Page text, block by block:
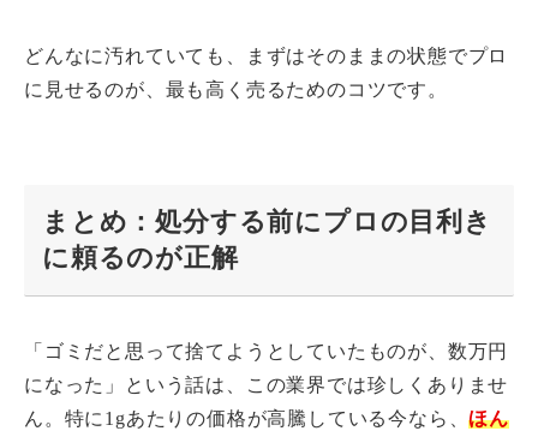
どんなに汚れていても、まずはそのままの状態でプロ
に見せるのが、最も高く売るためのコツです。
まとめ：処分する前にプロの目利き
に頼るのが正解
「ゴミだと思って捨てようとしていたものが、数万円
になった」という話は、この業界では珍しくありませ
ん。特に1gあたりの価格が高騰している今なら、ほん